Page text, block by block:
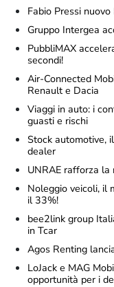
Fabio Pressi
Gruppo Intergea
PubbliMAX
secondi!
Air-Connected
Renault e Dacia
Viaggi in auto: i
guasti e rischi
Stock automotive,
dealer
UNRAE rafforza la
Noleggio veicoli, il
il 33%!
bee2link group
in Tcar
Agos Renting
LoJack e MAG
opportunità per i